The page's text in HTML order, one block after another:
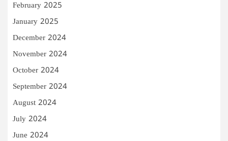
February 2025
January 2025
December 2024
November 2024
October 2024
September 2024
August 2024
July 2024
June 2024